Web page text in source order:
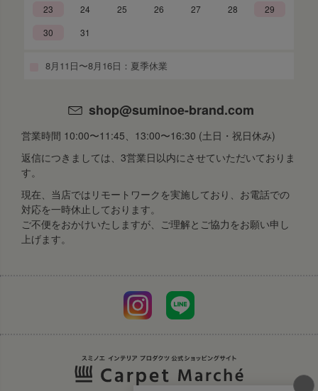
23
24 25 26 27 28
29
30
31
8月11日〜8月16日：夏季休業
shop@suminoe-brand.com
営業時間 10:00〜11:45、13:00〜16:30 (土日・祝日休み)
返信につきましては、3営業日以内にさせていただいておりま
す。
現在、当店ではリモートワークを実施しており、お電話での
対応を一時休止しております。
ご不便をおかけいたしますが、ご理解とご協力をお願い申し
上げます。